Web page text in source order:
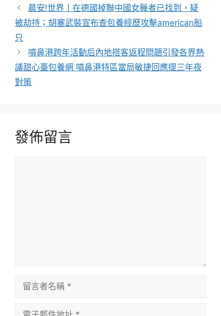
類
晨安!世界丨在德國掉聯中國女舞者已找到，疑
被劫持；胡塞武裝宣布查包養經歷攻擊american船
只
噴鼻港跨年活動后內地搭客返程問題引發各界熱
議甜心臺包養網 噴鼻港特區當局敏捷回應提三年夜
對策
發佈留言